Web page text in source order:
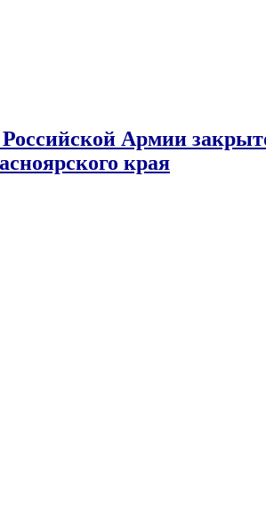
Армии
края